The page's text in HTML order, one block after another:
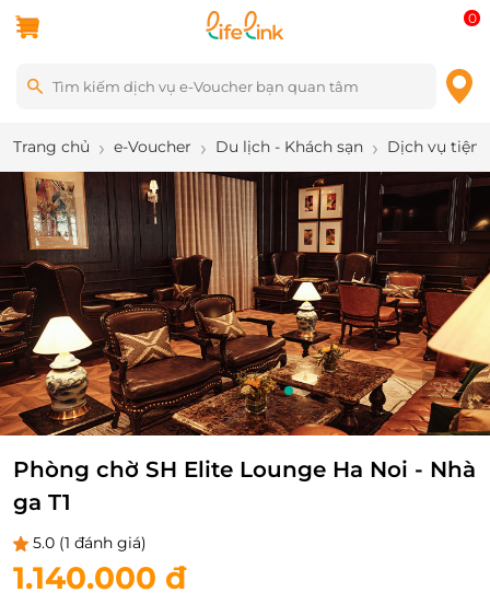
0
Trang chủ e-Voucher Du lịch - Khách sạn Dịch vụ tiện
10/12
Phòng chờ SH Elite Lounge Ha Noi - Nhà
ga T1
5.0 (1 đánh giá)
1.140.000 đ